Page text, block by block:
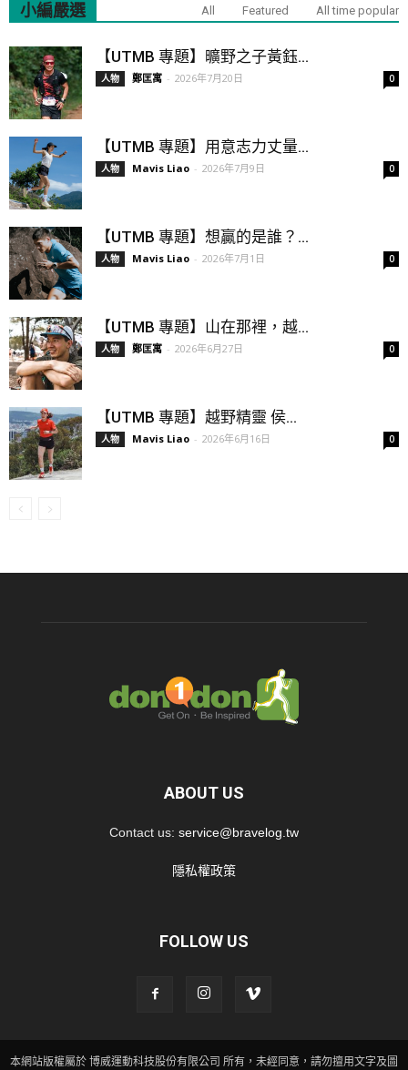
小編嚴選 All Featured All time popular
【UTMB 專題】曠野之子黃鈺...
人物 鄭匡寓 - 2026年7月20日 0
【UTMB 專題】用意志力丈量...
人物 Mavis Liao - 2026年7月9日 0
【UTMB 專題】想贏的是誰？...
人物 Mavis Liao - 2026年7月1日 0
【UTMB 專題】山在那裡，越...
人物 鄭匡寓 - 2026年6月27日 0
【UTMB 專題】越野精靈 侯...
人物 Mavis Liao - 2026年6月16日 0
ABOUT US
Contact us: service@bravelog.tw
隱私權政策
FOLLOW US
本網站版權屬於 博威運動科技股份有限公司 所有，未經同意，請勿擅用文字及圖